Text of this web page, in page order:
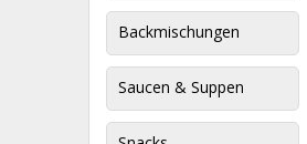
Backmischungen
Saucen & Suppen